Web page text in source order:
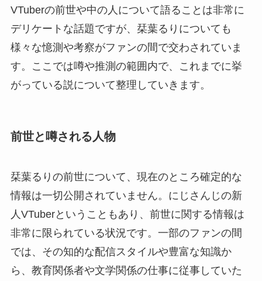
VTuberの前世や中の人について語ることは非常に
デリケートな話題ですが、栞葉るりについても
様々な憶測や考察がファンの間で交わされていま
す。ここでは噂や推測の範囲内で、これまでに挙
がっている説について整理していきます。
前世と噂される人物
栞葉るりの前世について、現在のところ確定的な
情報は一切公開されていません。にじさんじの新
人VTuberということもあり、前世に関する情報は
非常に限られている状況です。一部のファンの間
では、その知的な配信スタイルや豊富な知識か
ら、教育関係者や文学関係の仕事に従事していた